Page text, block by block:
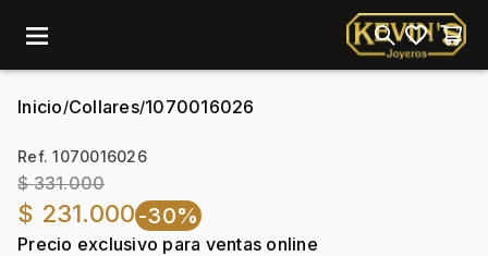
menu
Inicio/Collares/1070016026
Ref. 1070016026
$ 331.000
$ 231.000-30%
Precio exclusivo para ventas online